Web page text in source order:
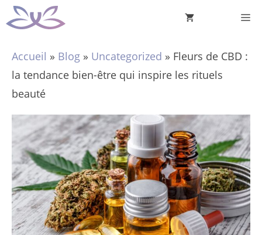
Aller
au
Accueil » Blog » Uncategorized » Fleurs de CBD :
la tendance bien-être qui inspire les rituels
beauté